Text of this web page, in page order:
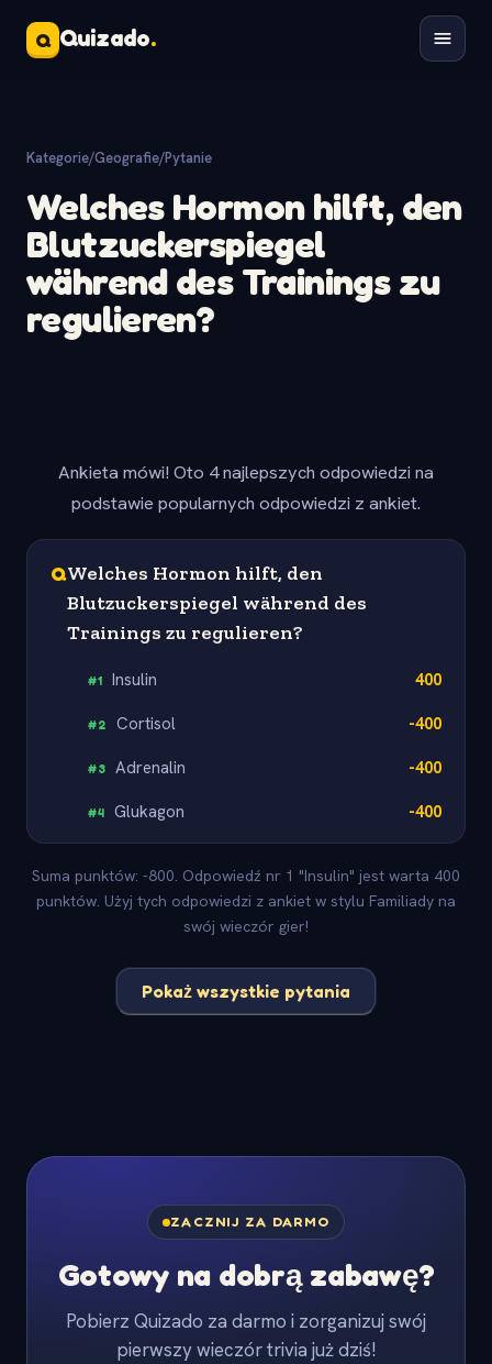
Q Quizado.
Kategorie/Geografie/Pytanie
Welches Hormon hilft, den
Blutzuckerspiegel
während des Trainings zu
regulieren?
Ankieta mówi! Oto 4 najlepszych odpowiedzi na
podstawie popularnych odpowiedzi z ankiet.
QWelches Hormon hilft, den
Blutzuckerspiegel während des
Trainings zu regulieren?
#1 Insulin 400
#2 Cortisol -400
#3 Adrenalin -400
#4 Glukagon -400
Suma punktów: -800. Odpowiedź nr 1 "Insulin" jest warta 400
punktów. Użyj tych odpowiedzi z ankiet w stylu Familiady na
swój wieczór gier!
Pokaż wszystkie pytania
ZACZNIJ ZA DARMO
Gotowy na dobrą zabawę?
Pobierz Quizado za darmo i zorganizuj swój
pierwszy wieczór trivia już dziś!